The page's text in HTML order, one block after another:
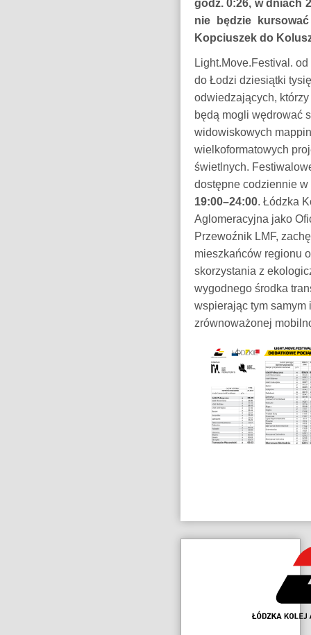
godz. 0:26, w dniach
nie będzie
Kopciuszek do
Light.Move.Festival.
do Łodzi dziesiątki
odwiedzających,
będą mogli wędrować
widowiskowych
wielkoformatowych
świetlnych.
dostępne codziennie
19:00–24:00. Łódzka
Aglomeracyjna jako
Przewoźnik LMF,
mieszkańców regionu
skorzystania z
wygodnego środka
wspierając tym samym
zrównoważonej
kontaktowe